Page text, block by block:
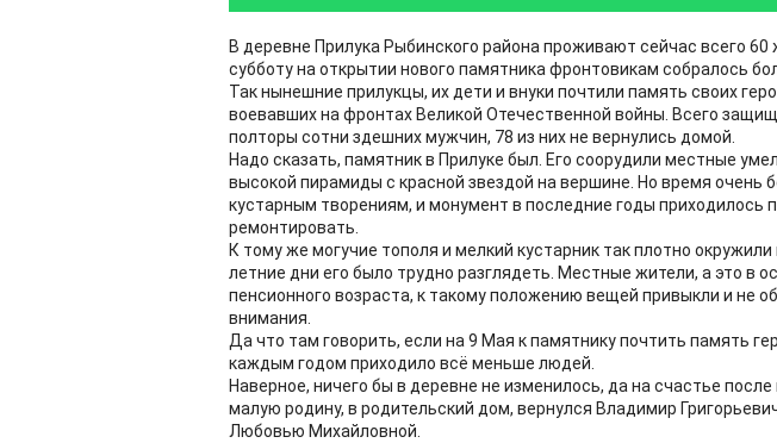
В деревне Прилука Рыбинского района проживают сейчас всего
субботу на открытии нового памятника фронтовикам собралось
Так нынешние прилукцы, их дети и внуки почтили память своих
воевавших на фронтах Великой Отечественной войны. Всего
полторы сотни здешних мужчин, 78 из них не вернулись домой.
Надо сказать, памятник в Прилуке был. Его соорудили местные
высокой пирамиды с красной звездой на вершине. Но время очень
кустарным творениям, и монумент в последние годы приходилось
ремонтировать.
К тому же могучие тополя и мелкий кустарник так плотно
летние дни его было трудно разглядеть. Местные жители, а это в
пенсионного возраста, к такому положению вещей привыкли и не
внимания.
Да что там говорить, если на 9 Мая к памятнику почтить память
каждым годом приходило всё меньше людей.
Наверное, ничего бы в деревне не изменилось, да на счастье
малую родину, в родительский дом, вернулся Владимир
Любовью Михайловной.